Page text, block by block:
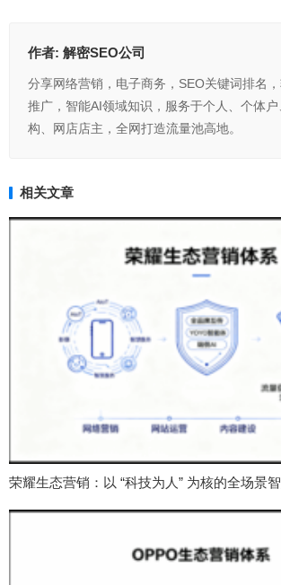
作者: 解密SEO公司
分享网络营销，电子商务，SEO关键词排名
推广，智能AI领域知识，服务于个人、个体
构、网店店主，全网打造流量池高地。
相关文章
荣耀生态营销：以 “科技为人” 为核的全场景